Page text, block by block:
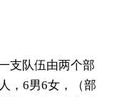
队伍由两个部
，6男6女，（部